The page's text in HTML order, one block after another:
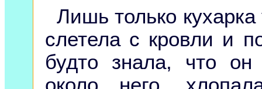
Лишь только
слетела с кровли и
будто знала, что он